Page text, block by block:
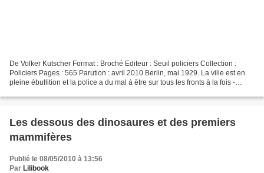
De Volker Kutscher Format : Broché Editeur : Seuil policiers Collection :
Policiers Pages : 565 Parution : avril 2010 Berlin, mai 1929. La ville est en
pleine ébullition et la police a du mal à être sur tous les fronts à la fois -
Les dessous des dinosaures et des premiers
mammifères
Publié le 08/05/2010 à 13:56
Par Lilibook